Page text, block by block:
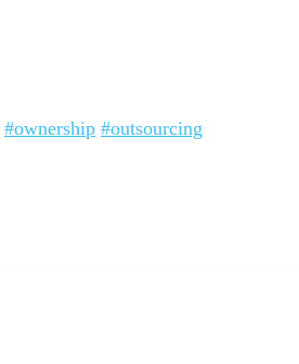
#ownership #outsourcing